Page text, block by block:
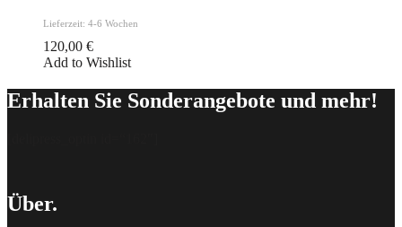
Lieferzeit: 4-6 Wochen
120,00 €
Add to Wishlist
Erhalten Sie Sonderangebote und mehr!
Über.